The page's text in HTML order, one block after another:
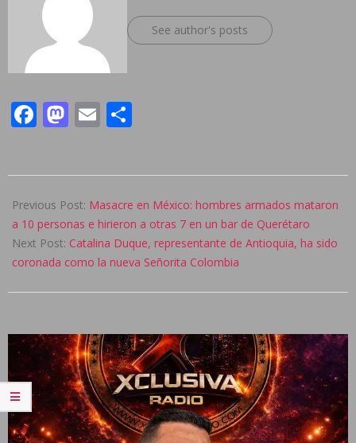
See author's posts
Facebook
Mastodon
Email
11-
12
Previous Post: Masacre en México: hombres armados mataron
a 10 personas e hirieron a otras 7 en un bar de Querétaro
Next Post: Catalina Duque, representante de Antioquia, ha sido
coronada como la nueva Señorita Colombia